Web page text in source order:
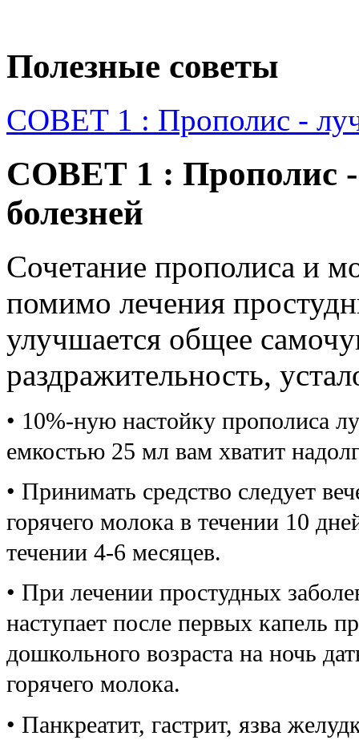
Полезные советы
СОВЕТ 1 : Прополис -
СОВЕТ 1 : Прополис -
болезней
Сочетание прополиса и
помимо лечения
улучшается общее
раздражительность,
• 10%-ную настойку прополиса
емкостью 25 мл вам хватит
• Принимать средство следует
горячего молока в течении 10
течении 4-6 месяцев.
• При лечении простудных
наступает после первых капель
дошкольного возраста на ночь
горячего молока.
• Панкреатит, гастрит, язва